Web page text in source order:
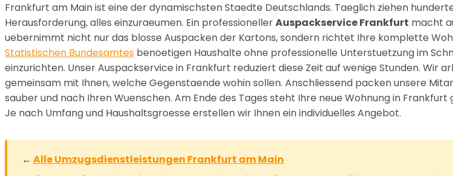
Frankfurt am Main ist eine der dynamischsten Staedte Deutschlands. Taeglich ziehen
Herausforderung, alles einzuraeumen. Ein professionellerAuspackservice Frankfurt macht
uebernimmt nicht nur das blosse Auspacken der Kartons, sondern richtet Ihre komplette
Statistischen Bundesamtes benoetigen Haushalte ohne professionelle Unterstuetzung im
einzurichten. Unser Auspackservice in Frankfurt reduziert diese Zeit auf wenige Stunden.
gemeinsam mit Ihnen, welche Gegenstaende wohin sollen. Anschliessend packen unsere
sauber und nach Ihren Wuenschen. Am Ende des Tages steht Ihre neue Wohnung in
Je nach Umfang und Haushaltsgroesse erstellen wir Ihnen ein individuelles Angebot.
← Alle Umzugsdienstleistungen Frankfurt am Main